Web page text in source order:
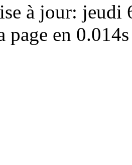
à jour:
page en 0.014s